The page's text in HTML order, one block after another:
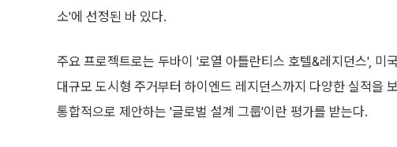
소'에 선정된 바 있다.
주요 프로젝트로는 두바이 '로열 아틀란티스 호텔&레지던스', 미
대규모 도시형 주거부터 하이엔드 레지던스까지 다양한 실적을
통합적으로 제안하는 '글로벌 설계 그룹'이란 평가를 받는다.